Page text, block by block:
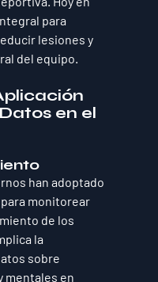
para
lesiones y
del equipo.
en el
han adoptado
monitorear
de los
la
sobre
mentales en